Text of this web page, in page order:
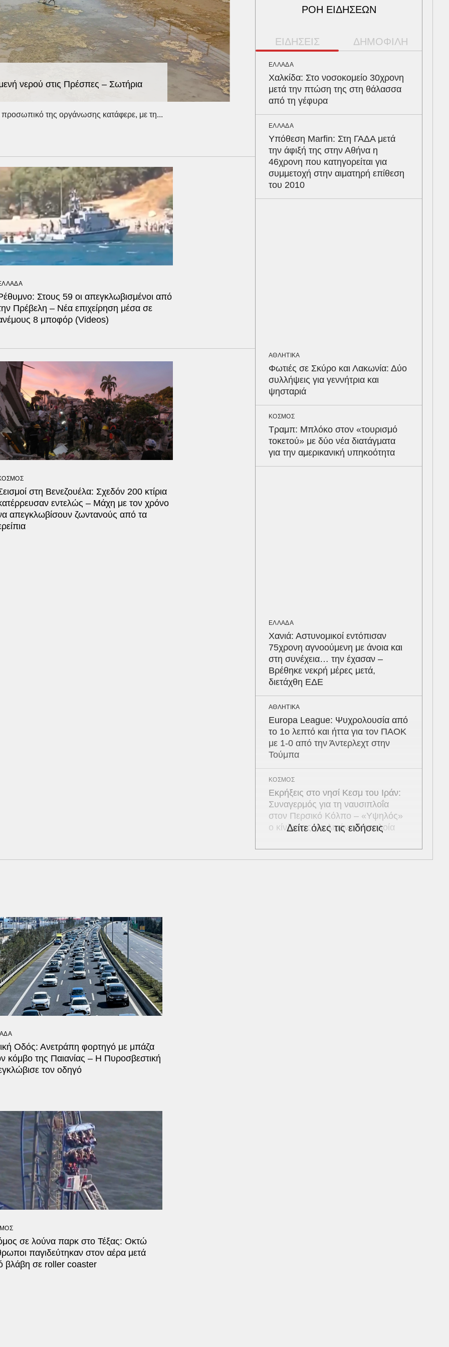
νερού στις Πρέσπες – Σωτήρια
της οργάνωσης κατάφερε, με τη...
Στους 59 οι απεγκλωβισμένοι από
Πρέβελη – Νέα επιχείρηση μέσα σε
8 μποφόρ (Videos)
στη Βενεζουέλα: Σχεδόν 200 κτίρια
εντελώς – Μάχη με τον χρόνο
απεγκλωβίσουν ζωντανούς από τα
ΡΟΗ ΕΙΔΗΣΕΩΝ
ΕΙΔΗΣΕΙΣ ΔΗΜΟΦΙΛΗ
ΕΛΛΑΔΑ
Χαλκίδα: Στο νοσοκομείο 30χρονη
μετά την πτώση της στη θάλασσα
από τη γέφυρα
ΕΛΛΑΔΑ
Υπόθεση Marfin: Στη ΓΑΔΑ μετά
την άφιξή της στην Αθήνα η
46χρονη που κατηγορείται για
συμμετοχή στην αιματηρή επίθεση
του 2010
ΑΘΛΗΤΙΚΑ
Φωτιές σε Σκύρο και Λακωνία: Δύο
συλλήψεις για γεννήτρια και
ψησταριά
ΚΟΣΜΟΣ
Τραμπ: Μπλόκο στον «τουρισμό
τοκετού» με δύο νέα διατάγματα
για την αμερικανική υπηκοότητα
ΕΛΛΑΔΑ
Χανιά: Αστυνομικοί εντόπισαν
75χρονη αγνοούμενη με άνοια και
στη συνέχεια… την έχασαν –
Βρέθηκε νεκρή μέρες μετά,
διετάχθη ΕΔΕ
ΑΘΛΗΤΙΚΑ
Europa League: Ψυχρολουσία από
το 1ο λεπτό και ήττα για τον ΠΑΟΚ
με 1-0 από την Άντερλεχτ στην
Τούμπα
ΚΟΣΜΟΣ
Εκρήξεις στο νησί Κεσμ του Ιράν:
Συναγερμός για τη ναυσιπλοΐα
στον Περσικό Κόλπο – «Υψηλός»
ο κίνδυνος για λιμάνια και πλοία
Δείτε όλες τις ειδήσεις
Οδός: Ανετράπη φορτηγό με μπάζα
κόμβο της Παιανίας – Η Πυροσβεστική
τον οδηγό
σε λούνα παρκ στο Τέξας: Οκτώ
παγιδεύτηκαν στον αέρα μετά
βλάβη σε roller coaster